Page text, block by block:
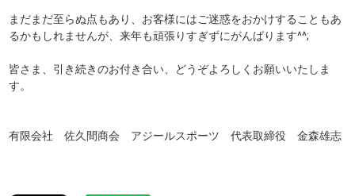
まだまだ至らぬ点もあり、お客様にはご迷惑をおかけすることもあ
るかもしれませんが、来年も頑張りすぎずにがんばります^^;
皆さま、引き続きのお付き合い、どうぞよろしくお願いいたしま
す。
有限会社 佐久間商会 アジールスポーツ 代表取締役 金森雄志